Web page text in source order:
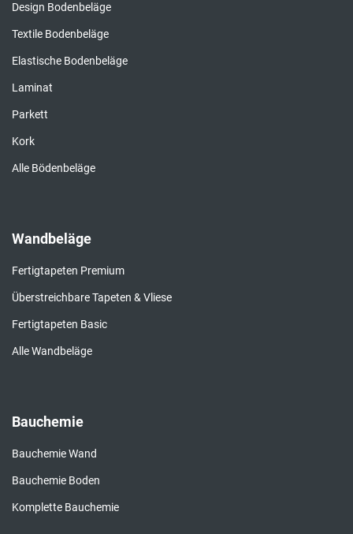
Design Bodenbeläge
Textile Bodenbeläge
Elastische Bodenbeläge
Laminat
Parkett
Kork
Alle Bödenbeläge
Wandbeläge
Fertigtapeten Premium
Überstreichbare Tapeten & Vliese
Fertigtapeten Basic
Alle Wandbeläge
Bauchemie
Bauchemie Wand
Bauchemie Boden
Komplette Bauchemie